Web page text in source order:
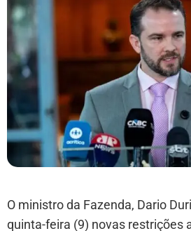
O ministro da Fazenda, Dario
quinta-feira (9) novas restrições